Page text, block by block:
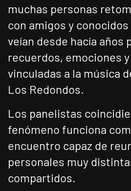
muchas personas
con amigos y
veían desde hacía años
recuerdos, emociones
vinculadas a la música
Los Redondos.
Los panelistas
fenómeno funciona
encuentro capaz de
personales muy
compartidos.